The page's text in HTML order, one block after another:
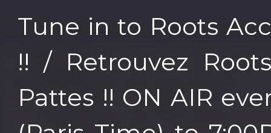
Tune in to Roots
!! / Retrouvez
Pattes !! ON AIR